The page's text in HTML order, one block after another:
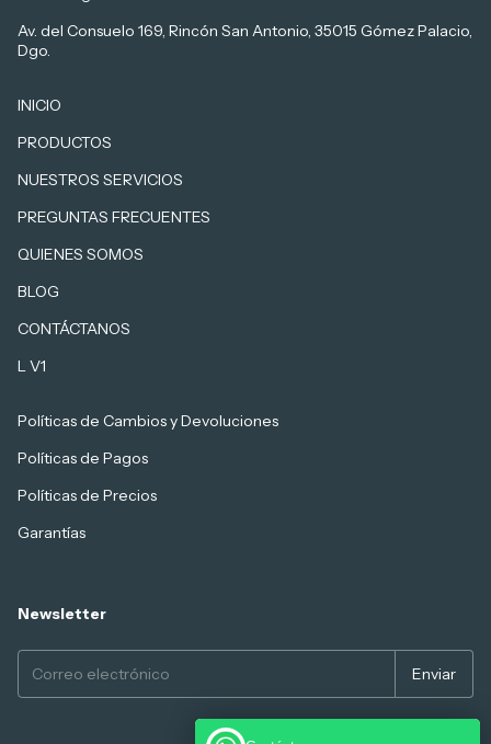
Av. del Consuelo 169, Rincón San Antonio, 35015 Gómez Palacio,
Dgo.
INICIO
PRODUCTOS
NUESTROS SERVICIOS
PREGUNTAS FRECUENTES
QUIENES SOMOS
BLOG
CONTÁCTANOS
L V1
Políticas de Cambios y Devoluciones
Políticas de Pagos
Políticas de Precios
Garantías
Newsletter